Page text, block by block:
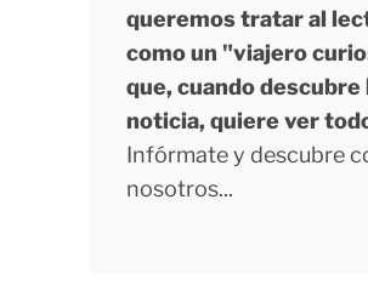
queremos tratar al
como un "viajero
que, cuando descubre
noticia, quiere ver
Infórmate y descubre
nosotros...